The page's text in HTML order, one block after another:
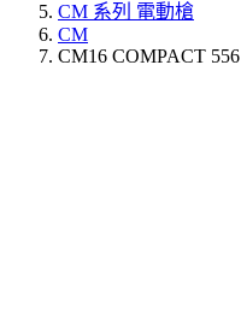
CM 系列 電動槍
CM
CM16 COMPACT 556